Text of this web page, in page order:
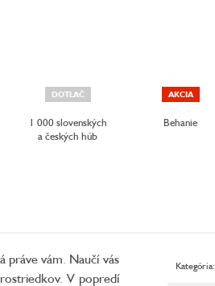
DOTLAČ
1 000 slovenských
a českých húb
AKCIA
Behanie
práve vám. Naučí vás
V popredí
Kategória: